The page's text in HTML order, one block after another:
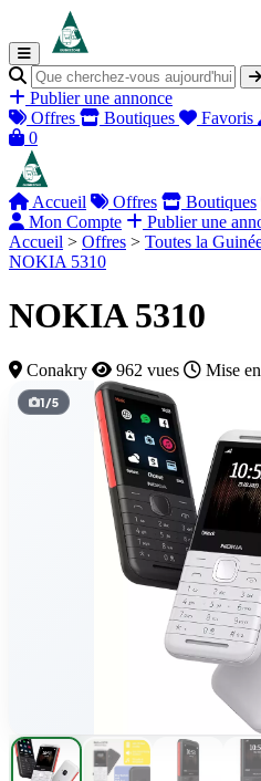
Publier une annonce
Offres
Boutiques Favoris
0
Accueil Offres Boutiques
Mon Compte
Publier une
Accueil > Offres > Toutes la
NOKIA 5310
NOKIA 5310
Conakry 962 vues Mise
1/5